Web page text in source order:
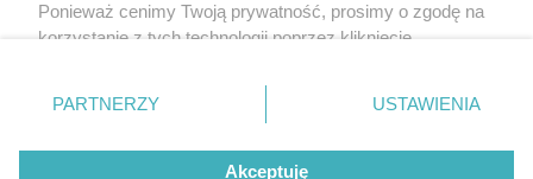
O nas
Ponieważ cenimy Twoją prywatność, prosimy o zgodę na
korzystanie z tych technologii poprzez kliknięcie
zmienić/wycofać klikając przycisk ustawień prywatności
znajdujący się w lewym dolnym rogu strony
rodzaje przetwarzania danych nie wymagają zgody
użytkownika, ale masz prawo sprzeciwić się takiemu
PARTNERZY USTAWIENIA
Akceptuję